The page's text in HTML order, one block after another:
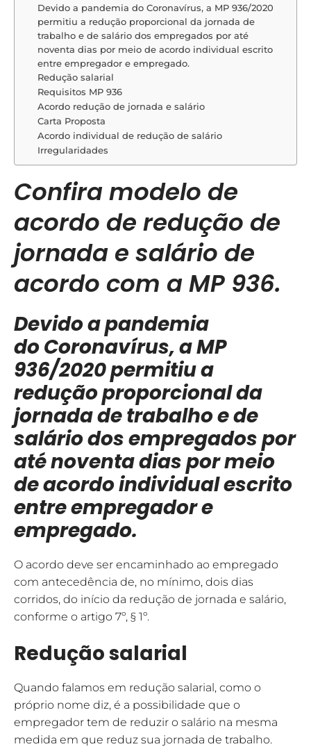
Devido a pandemia do Coronavírus, a MP 936/2020
permitiu a redução proporcional da jornada de
trabalho e de salário dos empregados por até
noventa dias por meio de acordo individual escrito
entre empregador e empregado.
Redução salarial
Requisitos MP 936
Acordo redução de jornada e salário
Carta Proposta
Acordo individual de redução de salário
Irregularidades
Confira modelo de
acordo de redução de
jornada e salário de
acordo com a MP 936.
Devido a pandemia
do Coronavírus, a MP
936/2020 permitiu a
redução proporcional da
jornada de trabalho e de
salário dos empregados por
até noventa dias por meio
de acordo individual escrito
entre empregador e
empregado.
O acordo deve ser encaminhado ao empregado
com antecedência de, no mínimo, dois dias
corridos, do início da redução de jornada e salário,
conforme o artigo 7º, § 1º.
Redução salarial
Quando falamos em redução salarial, como o
próprio nome diz, é a possibilidade que o
empregador tem de reduzir o salário na mesma
medida em que reduz sua jornada de trabalho.